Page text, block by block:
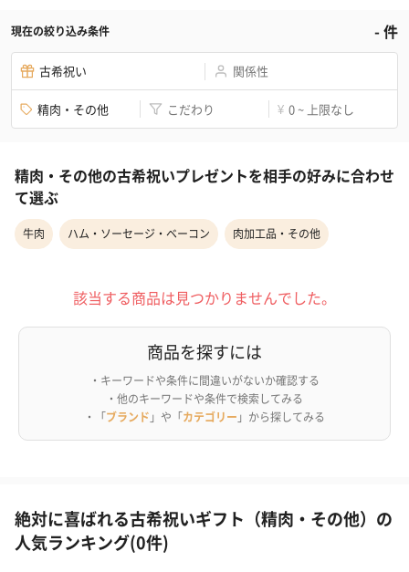
現在の絞り込み条件 -件
古希祝い 関係性
精肉・その他 こだわり ¥ 0 ~ 上限なし
精肉・その他の古希祝いプレゼントを相手の好みに合わせ
て選ぶ
牛肉 ハム・ソーセージ・ベーコン 肉加工品・その他
該当する商品は見つかりませんでした。
商品を探すには
・キーワードや条件に間違いがないか確認する
・他のキーワードや条件で検索してみる
・「ブランド 」や「カテゴリー 」から探してみる
絶対に喜ばれる古希祝いギフト（精肉・その他）の
人気ランキング(0件)